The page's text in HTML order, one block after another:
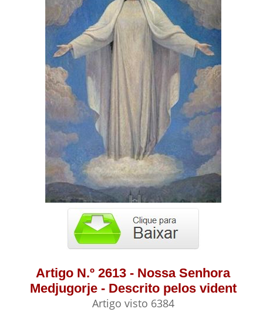
Artigo N.º 2613 - Nossa Senhora
Medjugorje - Descrito pelos vident
Artigo visto 6384